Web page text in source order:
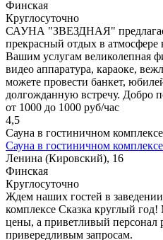
Финская
Круглосуточно
САУНА "ЗВЕЗДНАЯ"
прекрасный отдых в
Вашим услугам великолепная
видео аппаратура, караоке,
можете провести банкет,
долгожданную встречу. Добро
от 1000 до 1000 руб/час
4,5
Сауна в гостиничном
Сауна в гостиничном
Ленина (Кировский), 16
Финская
Круглосуточно
Ждем наших гостей в
комплексе Сказка круглый
цены, а приветливый персонал
привередливым запросам.